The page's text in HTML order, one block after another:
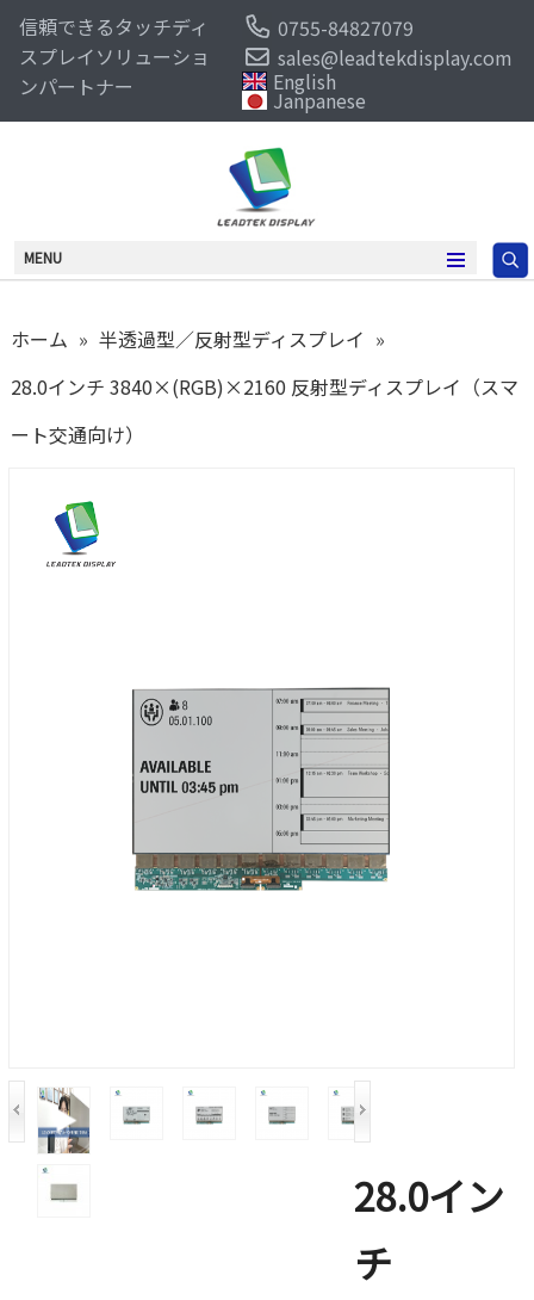
信頼できるタッチディ
スプレイソリューショ
ンパートナー
0755-84827079
sales@leadtekdisplay.com
English
Janpanese
MENU
ホーム » 半透過型／反射型ディスプレイ »
28.0インチ 3840×(RGB)×2160 反射型ディスプレイ（スマ
ート交通向け）
28.0イン
チ